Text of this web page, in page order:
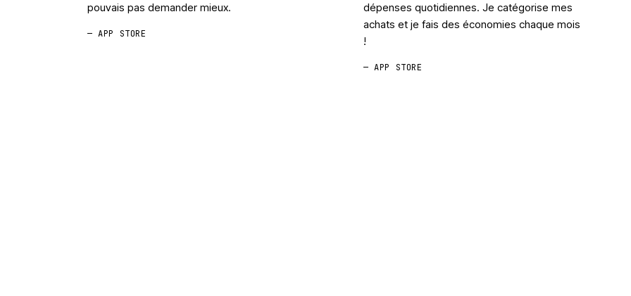
pouvais pas demander mieux.
— APP STORE
dépenses quotidiennes. Je catégorise mes
achats et je fais des économies chaque mois
!
— APP STORE